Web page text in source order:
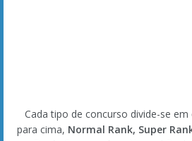
Normal Rank, Super
. Começará no Normal Rank
Pokéblocks são petiscos especiais